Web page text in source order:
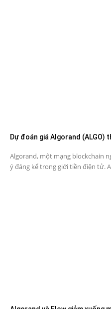
Dự đoán giá Algorand (ALGO)
Algorand, một mạng blockchain
ý đáng kể trong giới tiền điện tử.